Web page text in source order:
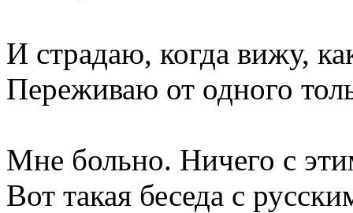
И страдаю, когда вижу,
Переживаю от одного
Мне больно. Ничего с
Вот такая беседа с